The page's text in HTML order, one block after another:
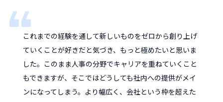
これまでの経験を通して新しいものをゼロから創り上げ
ていくことが好きだと気づき、もっと極めたいと思いま
した。このまま人事の分野でキャリアを重ねていくこと
もできますが、そこではどうしても社内への提供がメイ
ンになってしまう。より幅広く、会社という枠を超えた